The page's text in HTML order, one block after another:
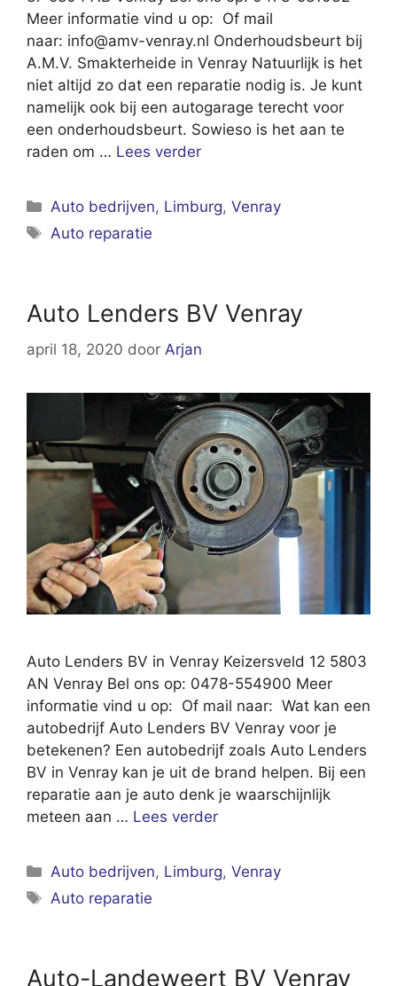
Meer informatie vind u op: Of mail
naar: info@amv-venray.nl Onderhoudsbeurt bij
A.M.V. Smakterheide in Venray Natuurlijk is het
niet altijd zo dat een reparatie nodig is. Je kunt
namelijk ook bij een autogarage terecht voor
een onderhoudsbeurt. Sowieso is het aan te
raden om … Lees verder
Categorieën
Auto bedrijven, Limburg,Venray
Tags
Auto reparatie
Auto Lenders BV Venray
april 18, 2020 door Arjan
Auto Lenders BV in Venray Keizersveld 12 5803
AN Venray Bel ons op: 0478-554900 Meer
informatie vind u op: Of mail naar: Wat kan een
autobedrijf Auto Lenders BV Venray voor je
betekenen? Een autobedrijf zoals Auto Lenders
BV in Venray kan je uit de brand helpen. Bij een
reparatie aan je auto denk je waarschijnlijk
meteen aan … Lees verder
Categorieën
Auto bedrijven, Limburg,Venray
Tags
Auto reparatie
Auto-Landeweert BV Venray